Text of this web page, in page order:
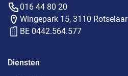
016 44 80 20
Wingepark 15, 3110 Rotselaar
BE 0442.564.577
Diensten